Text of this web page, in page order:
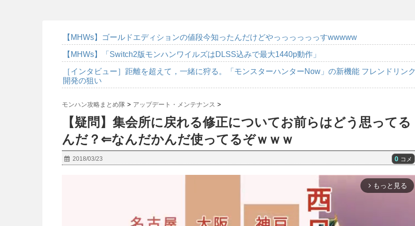
【MHWs】ゴールドエディションの値段今知ったんだけどやっっっっっっすwwwww
【MHWs】「Switch2版モンハンワイルズはDLSS込みで最大1440p動作」
［インタビュー］距離を超えて，一緒に狩る。「モンスターハンターNow」の新機能 フレンドリンク
開発の狙い
モンハン攻略まとめ隊 > アップデート・メンテナンス >
【疑問】集会所に戻れる修正についてお前らはどう思ってる
んだ？⇐なんだかんだ使ってるぞｗｗｗ
2018/03/23 0 コメ
arrow_forward_ios もっと見る